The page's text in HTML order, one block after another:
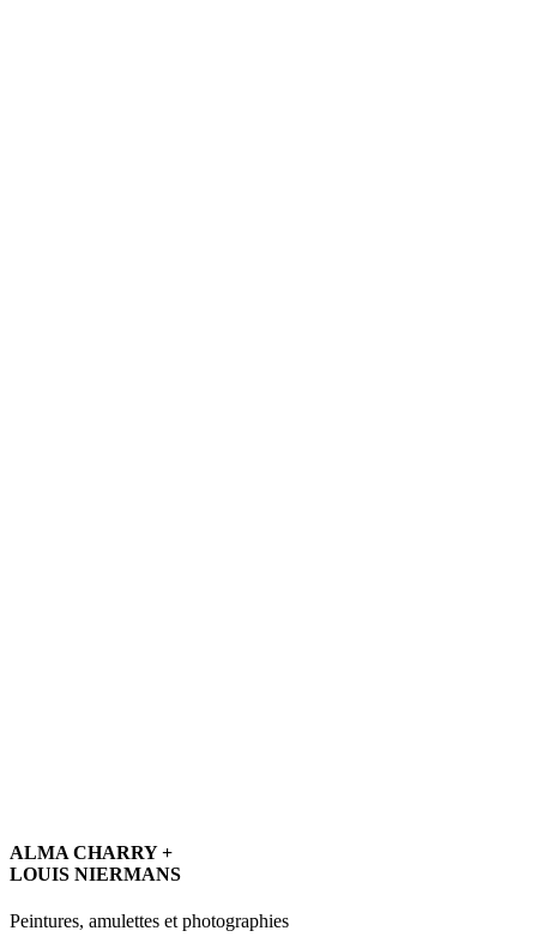
ALMA CHARRY +
LOUIS NIERMANS
Peintures, amulettes et photographies